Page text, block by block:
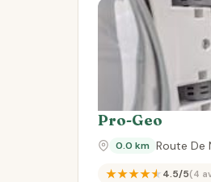
Pro-Geo
0.0 km Route De
★★★★★4.5/5(4